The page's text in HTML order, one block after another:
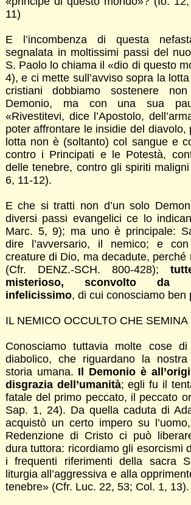
11)
E l’incombenza di questa
segnalata in moltissimi passi del
S. Paolo lo chiama il «dio di questo
4), e ci mette sull’avviso sopra la
cristiani dobbiamo sostenere
Demonio, ma con una sua
«Rivestitevi, dice l’Apostolo,
poter affrontare le insidie del diavolo,
lotta non è (soltanto) col sangue e
contro i Principati e le Potestà,
delle tenebre, contro gli spiriti maligni
6, 11-12).
E che si tratti non d’un solo
diversi passi evangelici ce lo
Marc. 5, 9); ma uno è principale:
dire l’avversario, il nemico; e
creature di Dio, ma decadute, perché
(Cfr. DENZ.-SCH. 800-428);
misterioso, sconvolto da
infelicissimo, di cui conosciamo ben
IL NEMICO OCCULTO CHE SEMINA
Conosciamo tuttavia molte cose
diabolico, che riguardano la
storia umana. Il Demonio è
disgrazia dell’umanità; egli fu il
fatale del primo peccato, il peccato
Sap. 1, 24). Da quella caduta di
acquistò un certo impero su
Redenzione di Cristo ci può
dura tuttora: ricordiamo gli esorcismi
i frequenti riferimenti della sacra
liturgia all’aggressiva e alla
tenebre» (Cfr. Luc. 22, 53; Col. 1, 13).